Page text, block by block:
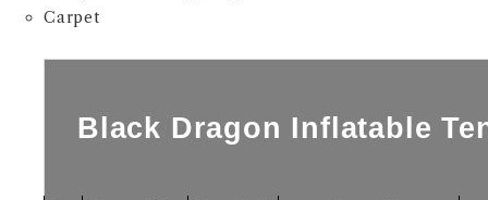
Carpet
Black Dragon Inflatable